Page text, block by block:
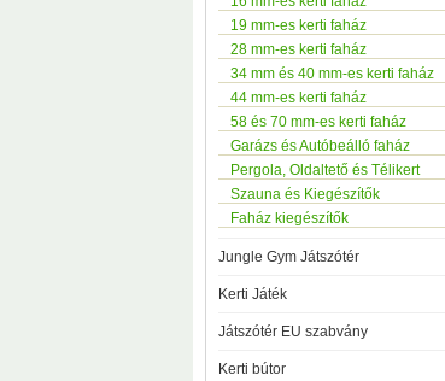
19 mm-es kerti faház
28 mm-es kerti faház
34 mm és 40 mm-es kerti faház
44 mm-es kerti faház
58 és 70 mm-es kerti faház
Garázs és Autóbeálló faház
Pergola, Oldaltető és Télikert
Szauna és Kiegészítők
Faház kiegészítők
Jungle Gym Játszótér
Kerti Játék
Játszótér EU szabvány
Kerti bútor